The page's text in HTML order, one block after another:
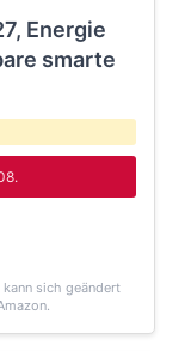
Energie
smarte
sich geändert